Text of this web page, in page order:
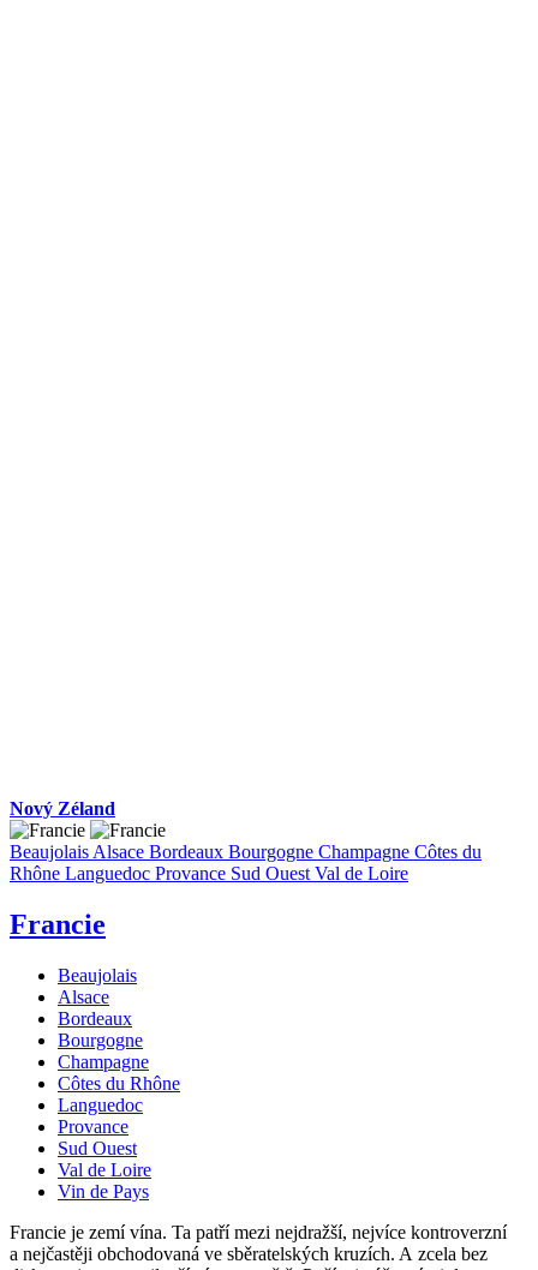
Nový Zéland
Beaujolais Alsace Bordeaux Bourgogne Champagne Côtes du
Rhône Languedoc Provance Sud Ouest Val de Loire
Francie
Beaujolais
Alsace
Bordeaux
Bourgogne
Champagne
Côtes du Rhône
Languedoc
Provance
Sud Ouest
Val de Loire
Vin de Pays
Francie je zemí vína. Ta patří mezi nejdražší, nejvíce kontroverzní
a nejčastěji obchodovaná ve sběratelských kruzích. A zcela bez